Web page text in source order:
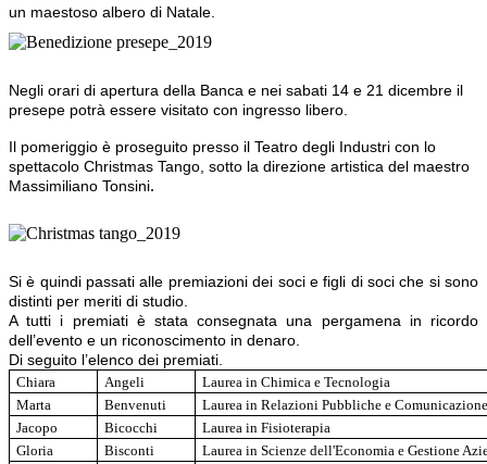
un maestoso albero di Natale.
Negli orari di apertura della Banca e nei sabati 14 e 21 dicembre il
presepe potrà essere visitato con ingresso libero.
Il pomeriggio è proseguito presso il Teatro degli Industri con lo
spettacolo Christmas Tango, sotto la direzione artistica del maestro
Massimiliano Tonsini.
Si è quindi passati alle premiazioni dei soci e figli di soci che si sono
distinti per meriti di studio.
A tutti i premiati è stata consegnata una pergamena in ricordo
dell’evento e un riconoscimento in denaro.
Di seguito l’elenco dei premiati.
Chiara Angeli
Laurea in Chimica e Tecnologia
Marta
Benvenuti
Laurea in Relazioni Pubbliche e
Jacopo
Bicocchi
Laurea in Fisioterapia
Gloria
Bisconti
Laurea in Scienze dell'Economia e Gestione